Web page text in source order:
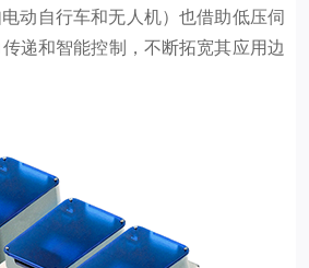
动自行车和无人机）也借助低压伺
递和智能控制，不断拓宽其应用边